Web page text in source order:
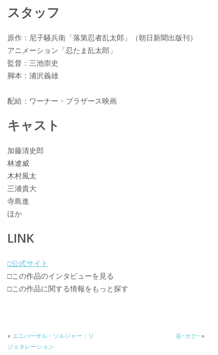
スタッフ
原作：尼子騒兵衛「落第忍者乱太郎」（朝日新聞出版刊）
アニメーション「忍たま乱太郎」
監督：三池崇史
脚本：浦沢義雄
配給：ワーナー・ブラザース映画
キャスト
加藤清史郎
林遼威
木村風太
三浦貴大
寺島進
ほか
LINK
□公式サイト
□この作品のインタビューを見る
□この作品に関する情報をもっと探す
« ユニバーサル・ソルジャー：リ
ジェネレーション
岳−ガク− »